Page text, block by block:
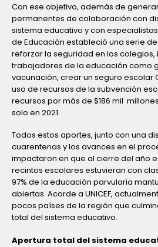
Con ese objetivo, además de
permanentes de colaboración con
sistema educativo y con
de Educación estableció una serie
reforzar la seguridad en los colegios,
trabajadores de la educación como
vacunación, crear un seguro escolar
uso de recursos de la subvención
recursos por más de $186 mil
solo en 2021.
Todos estos aportes, junto con una
cuarentenas y los avances en el
impactaron en que al cierre del año
recintos escolares estuvieran con
97% de la educación parvularia
abiertas. Acorde a UNICEF,
pocos países de la región que
total del sistema educativo.
Apertura total del sistema